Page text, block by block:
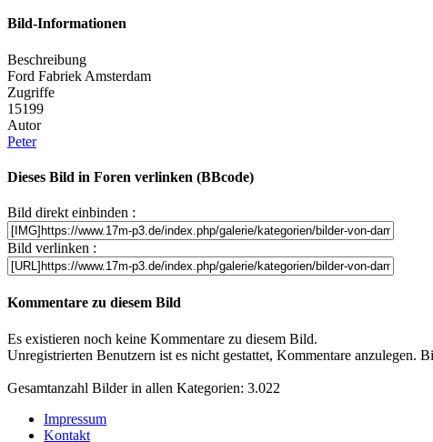
Bild-Informationen
Beschreibung
Ford Fabriek Amsterdam
Zugriffe
15199
Autor
Peter
Dieses Bild in Foren verlinken (BBcode)
Bild direkt einbinden :
Bild verlinken :
Kommentare zu diesem Bild
Es existieren noch keine Kommentare zu diesem Bild.
Unregistrierten Benutzern ist es nicht gestattet, Kommentare anzulegen.
Gesamtanzahl Bilder in allen Kategorien: 3.022
Impressum
Kontakt